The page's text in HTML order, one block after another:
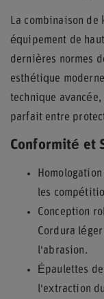
La combinaison de
équipement de
dernières normes
esthétique
technique
parfait entre
Conformité et
les
Conception
Cordura
l'abrasion.
Épaulettes
l'extraction